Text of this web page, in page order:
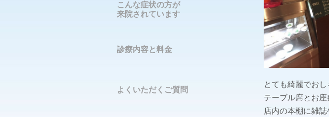
とても綺麗でお
テーブル席とお座
店内の本棚に雑
こんな症状の方が
来院されています
診療内容と料金
よくいただくご質問